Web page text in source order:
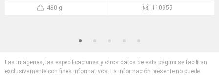
480 g 110959
Las imágenes, las especificaciones y otros datos de esta página se facilitan
exclusivamente con fines informativos. La información presente no puede